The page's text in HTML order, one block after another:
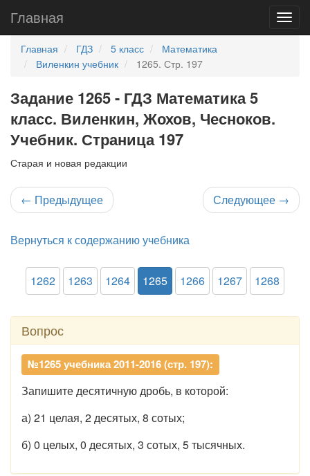
Главная
Главная ГДЗ 5 класс
Математика
Виленкин учебник
1265. Стр. 197
Задание 1265 - ГДЗ Математика 5
класс. Виленкин, Жохов, Чесноков.
Учебник. Страница 197
Старая и новая редакции
← Предыдущее Следующее →
Вернуться к содержанию учебника
1262 1263 1264 1265 1266 1267 1268
Вопрос
№1265 учебника 2011-2016 (стр. 197):
Запишите десятичную дробь, в которой:
а) 21 целая, 2 десятых, 8 сотых;
б) 0 целых, 0 десятых, 3 сотых, 5 тысячных.